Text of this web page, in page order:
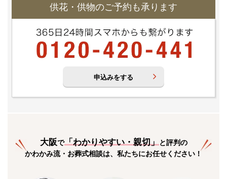
供花・供物のご予約も承ります
申込みをする
大阪で「わかりやすい・親切」と評判の
かわかみ流・お葬式相談は、私たちにお任せください！